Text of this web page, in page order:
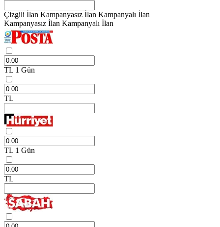
Çizgili İlan Kampanyasız İlan Kampanyalı İlan
Kampanyasız İlan Kampanyalı İlan
TL 1 Gün
TL
TL 1 Gün
TL